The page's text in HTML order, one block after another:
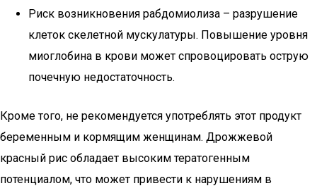
Риск возникновения рабдомиолиза – разрушение
клеток скелетной мускулатуры. Повышение уровня
миоглобина в крови может спровоцировать острую
почечную недостаточность.
Кроме того, не рекомендуется употреблять этот продукт
беременным и кормящим женщинам. Дрожжевой
красный рис обладает высоким тератогенным
потенциалом, что может привести к нарушениям в